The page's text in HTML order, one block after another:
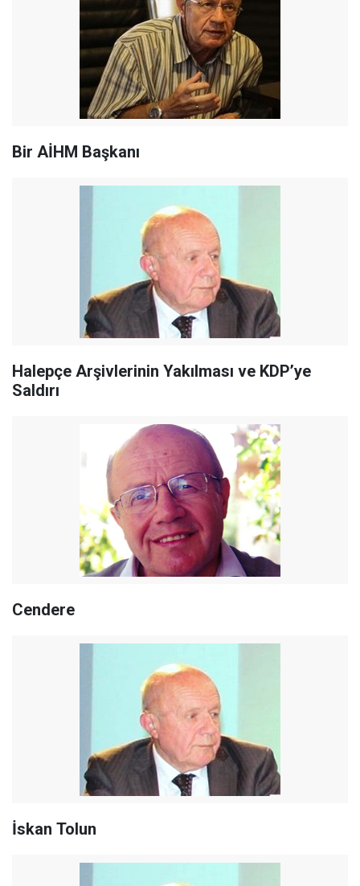
Bir AİHM Başkanı
Halepçe Arşivlerinin Yakılması ve KDP’ye
Saldırı
Cendere
İskan Tolun